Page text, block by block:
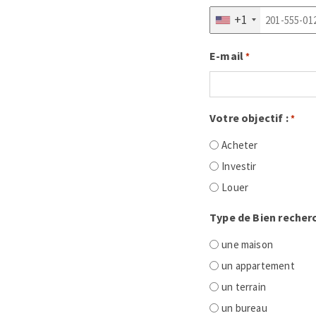
+1
E-mail*
Votre objectif :*
Acheter
Investir
Louer
Type de Bien
une maison
un appartement
un terrain
un bureau